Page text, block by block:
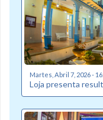
Martes, Abril 7, 2026 -
Loja presenta